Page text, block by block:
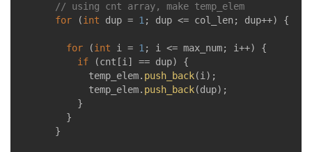
// using cnt array, make temp_elem
for (int dup = 1 ; dup <= col_len; dup++) {
for (int i = 1 ; i <= max_num; i++) {
if (cnt[i] == dup) {
						temp_elem.
push_back(i);
						temp_elem.
push_back(dup);